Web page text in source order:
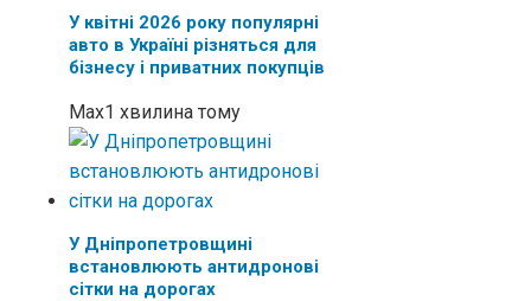
У квітні 2026 року популярні
авто в Україні різняться для
бізнесу і приватних покупців
Max1 хвилина тому
У Дніпропетровщині
встановлюють антидронові
сітки на дорогах